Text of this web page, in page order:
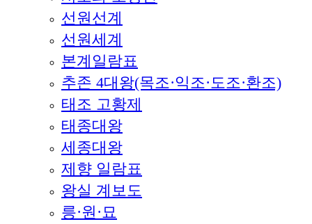
선원선계
선원세계
본계일람표
추존 4대왕(목조·익조·도조·환조)
태조 고황제
태종대왕
세종대왕
제향 일람표
왕실 계보도
릉·원·묘